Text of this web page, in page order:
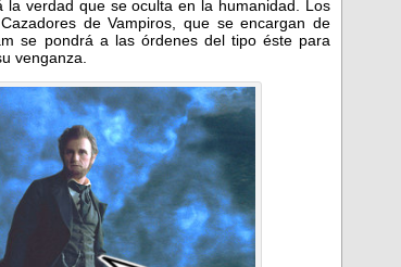
verdad que se oculta en la humanidad. Los
de Vampiros, que se encargan de
se pondrá a las órdenes del tipo éste para
venganza.